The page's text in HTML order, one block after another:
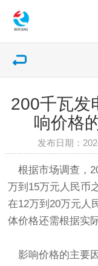
200千瓦发
响价格
发布日期：
根据市场调查，
万到15万元人民币
在12万到20万元人
体价格还需根据实
影响价格的主要